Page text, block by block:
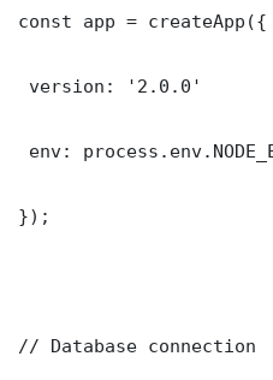
const app = createApp({
version: '2.0.0'
env:
});
// Database connection